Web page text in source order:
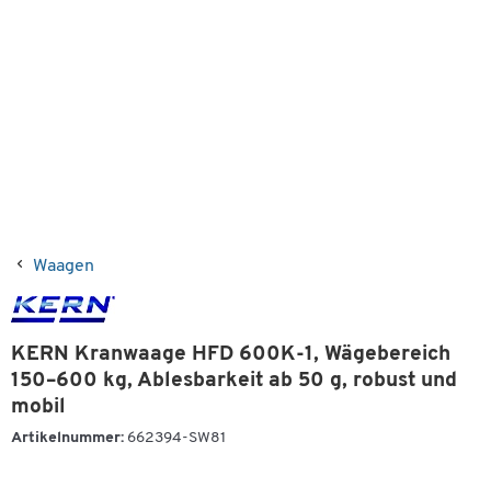
Waagen
KERN Kranwaage HFD 600K-1, Wägebereich
150–600 kg, Ablesbarkeit ab 50 g, robust und
mobil
Artikelnummer: 662394-SW81